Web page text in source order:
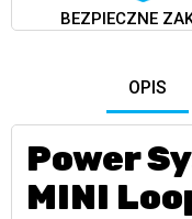
BEZPIECZNE
OPIS
Power
MINI